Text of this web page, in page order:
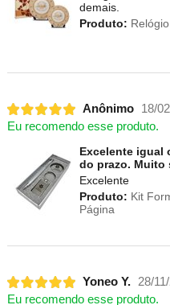
demais.
Produto:
Anônimo
18/
Eu recomendo esse produto.
Excelente igual
do prazo. Muito
Excelente
Produto: Kit
Página
Yoneo Y. 28/
Eu recomendo esse produto.